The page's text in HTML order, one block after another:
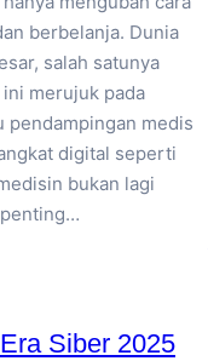
berbelanja. Dunia
salah satunya
merujuk pada
pendampingan medis
digital seperti
bukan lagi
Siber 2025